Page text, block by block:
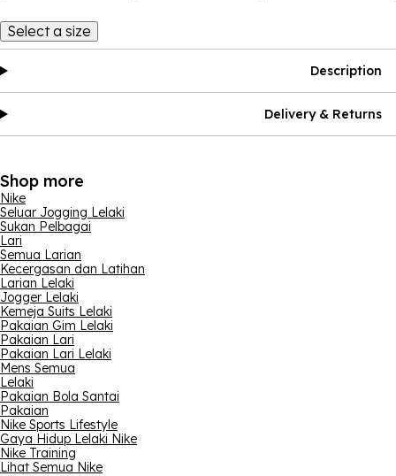
Select a size
Description
Delivery & Returns
Shop more
Nike
Seluar Jogging Lelaki
Sukan Pelbagai
Lari
Semua Larian
Kecergasan dan Latihan
Larian Lelaki
Jogger Lelaki
Kemeja Suits Lelaki
Pakaian Gim Lelaki
Pakaian Lari
Pakaian Lari Lelaki
Mens Semua
Lelaki
Pakaian Bola Santai
Pakaian
Nike Sports Lifestyle
Gaya Hidup Lelaki Nike
Nike Training
Lihat Semua Nike